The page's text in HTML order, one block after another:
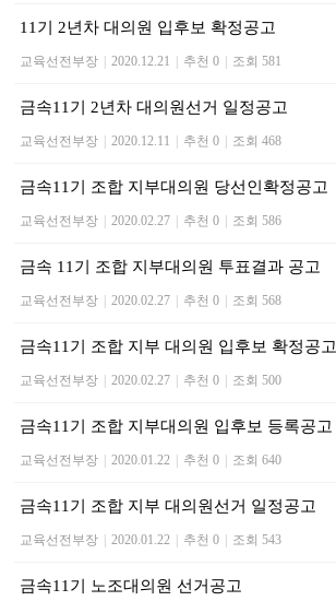
11기 2년차 대의원 입후보 확정공고
교육선전부장 2020.12.21 추천 0 조회 581
금속11기 2년차 대의원선거 일정공고
교육선전부장 2020.12.11 추천 0 조회 468
금속11기 조합 지부대의원 당선인확정공고
교육선전부장 2020.02.27 추천 0 조회 586
금속 11기 조합 지부대의원 투표결과 공고
교육선전부장 2020.02.27 추천 0 조회 568
금속11기 조합 지부 대의원 입후보 확정공고
교육선전부장 2020.02.27 추천 0 조회 500
금속11기 조합 지부대의원 입후보 등록공고
교육선전부장 2020.01.22 추천 0 조회 640
금속11기 조합 지부 대의원선거 일정공고
교육선전부장 2020.01.22 추천 0 조회 543
금속11기 노조대의원 선거공고